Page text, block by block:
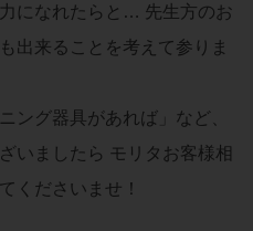
になれたらと… 先生方のお
出来ることを考えて参りま
ング器具があれば」など、
いましたら モリタお客様相
くださいませ！